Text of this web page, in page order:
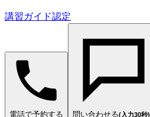
講習ガイド認定
電話で予約する 問い合わせる(入力30秒)